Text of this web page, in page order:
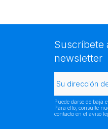
Suscríbete
newsletter
Puede darse de baja
Para ello, consulte
contacto en el aviso